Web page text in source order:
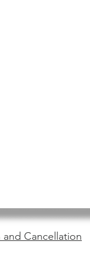
and Cancellation